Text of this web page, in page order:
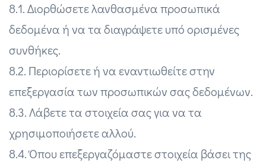
8.1. Διορθώσετε λανθασμένα προσωπικά
δεδομένα ή να τα διαγράψετε υπό ορισμένες
συνθήκες.
8.2. Περιορίσετε ή να εναντιωθείτε στην
επεξεργασία των προσωπικών σας δεδομένων.
8.3. Λάβετε τα στοιχεία σας για να τα
χρησιμοποιήσετε αλλού.
8.4. Όπου επεξεργαζόμαστε στοιχεία βάσει της